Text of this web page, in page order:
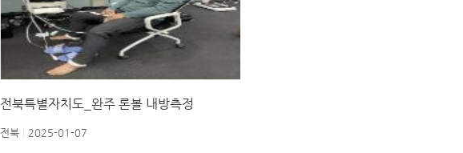
전북특별자치도_완주 론볼 내방측정
전북 2025-01-07